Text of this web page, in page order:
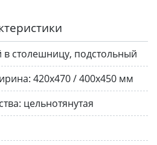
в столешницу, подстольный
420х470 / 400х450 мм
цельнотянутая